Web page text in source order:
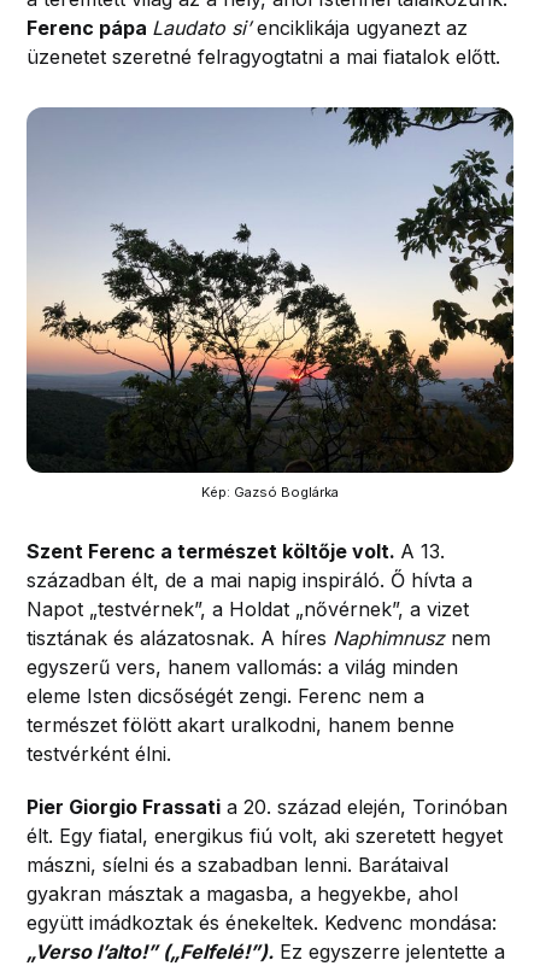
Ferenc pápa Laudato si’enciklikája ugyanezt az
üzenetet szeretné felragyogtatni a mai fiatalok előtt.
Kép: Gazsó Boglárka
Szent Ferenc a természet költője volt. A 13.
században élt, de a mai napig inspiráló. Ő hívta a
Napot „testvérnek”, a Holdat „nővérnek”, a vizet
tisztának és alázatosnak. A híres Naphimnusznem
egyszerű vers, hanem vallomás: a világ minden
eleme Isten dicsőségét zengi. Ferenc nem a
természet fölött akart uralkodni, hanem benne
testvérként élni.
Pier Giorgio Frassati a 20. század elején, Torinóban
élt. Egy fiatal, energikus fiú volt, aki szeretett hegyet
mászni, síelni és a szabadban lenni. Barátaival
gyakran másztak a magasba, a hegyekbe, ahol
együtt imádkoztak és énekeltek. Kedvenc mondása:
„Verso l’alto!” („Felfelé!”). Ez egyszerre jelentette a